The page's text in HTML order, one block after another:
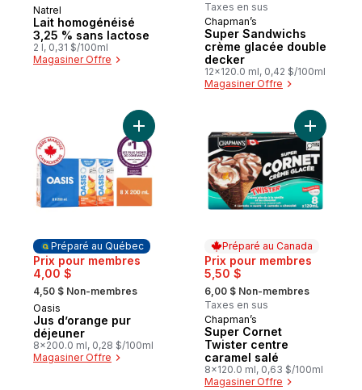
Préparé au Québec
Natrel
Lait homogénéisé
3,25 % sans lactose
2 l, 0,31 $/100ml
Magasiner Offre
Taxes en sus
Préparé au Canada
Chapman’s
Super Sandwichs
crème glacée double
decker
12x120.0 ml, 0,42 $/100ml
Magasiner Offre
Préparé au Québec
Prix pour membres
4,00 $
, formerly:
4,50 $ Non-membres
Préparé au Québec
Oasis
Jus d’orange pur
déjeuner
8x200.0 ml, 0,28 $/100ml
Magasiner Offre
Ajouter Jus d’orange pur déjeuner au
Préparé au Canada
Prix pour membres
5,50 $
, formerly:
6,00 $ Non-membres
Taxes en sus
Préparé au Canada
Chapman’s
Super Cornet
Twister centre
caramel salé
8x120.0 ml, 0,63 $/100ml
Magasiner Offre
Ajouter